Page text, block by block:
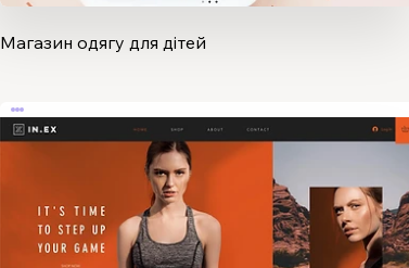
Магазин одягу для дітей